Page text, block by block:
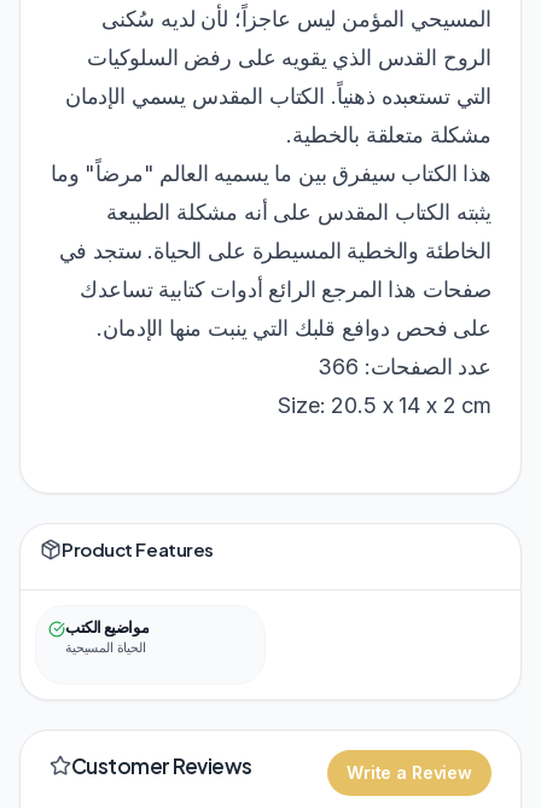
المسيحي المؤمن ليس عاجزاً؛ لأن لديه سُكنى
الروح القدس الذي يقويه على رفض السلوكيات
التي تستعبده ذهنياً. الكتاب المقدس يسمي الإدمان
مشكلة متعلقة بالخطية.
هذا الكتاب سيفرق بين ما يسميه العالم "مرضاً" وما
يثبته الكتاب المقدس على أنه مشكلة الطبيعة
الخاطئة والخطية المسيطرة على الحياة. ستجد في
صفحات هذا المرجع الرائع أدوات كتابية تساعدك
على فحص دوافع قلبك التي ينبت منها الإدمان.
عدد الصفحات: 366
Size: 20.5 x 14 x 2 cm
Product Features
مواضيع الكتب
الحياة المسيحية
Customer Reviews Write a Review